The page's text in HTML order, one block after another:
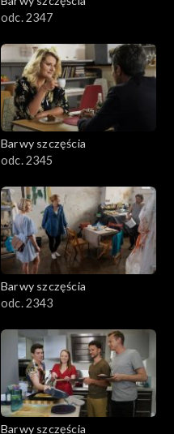
odc. 2347
Barwy szczęścia
odc. 2345
Barwy szczęścia
odc. 2343
Barwy szczęścia